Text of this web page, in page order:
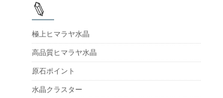
極上ヒマラヤ水晶
高品質ヒマラヤ水晶
原石ポイント
水晶クラスター